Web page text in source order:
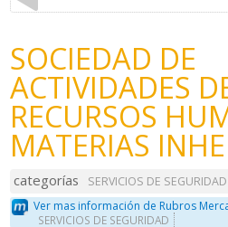
SOCIEDAD DE
ACTIVIDADES
RECURSOS
MATERIAS INHE
categorías
SERVICIOS DE SEGURIDAD
Ver mas información de Rubros
SERVICIOS DE SEGURIDAD